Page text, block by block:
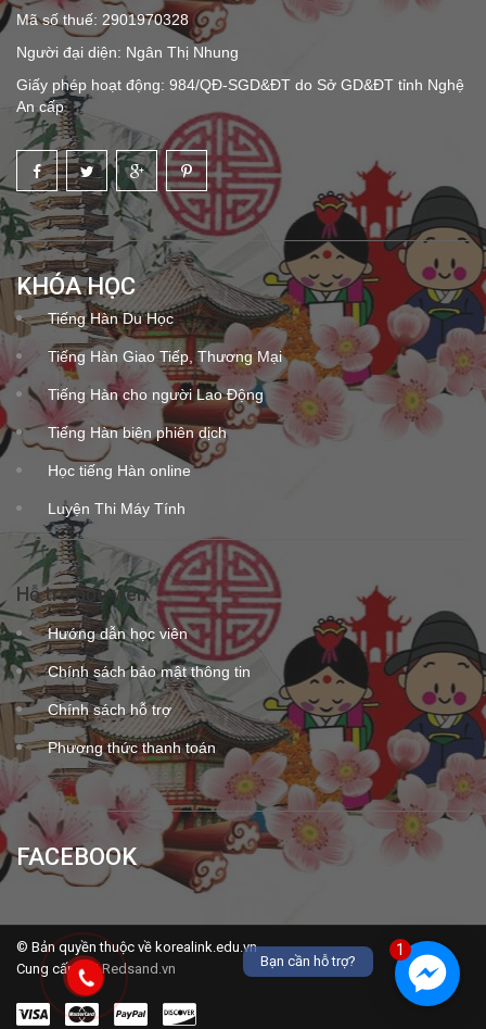
1
Bạn cần hỗ trợ?
Mã số thuế: 2901970328
Người đại diện: Ngân Thị Nhung
Giấy phép hoạt động: 984/QĐ-SGD&ĐT do Sở GD&ĐT tỉnh Nghệ
An cấp
KHÓA HỌC
Tiếng Hàn Du Học
Tiếng Hàn Giao Tiếp, Thương Mại
Tiếng Hàn cho người Lao Động
Tiếng Hàn biên phiên dịch
Học tiếng Hàn online
Luyện Thi Máy Tính
Hỗ trợ học viên
Hướng dẫn học viên
Chính sách bảo mật thông tin
Chính sách hỗ trợ
Phương thức thanh toán
FACEBOOK
© Bản quyền thuộc về korealink.edu.vn
Cung cấp bởiRedsand.vn